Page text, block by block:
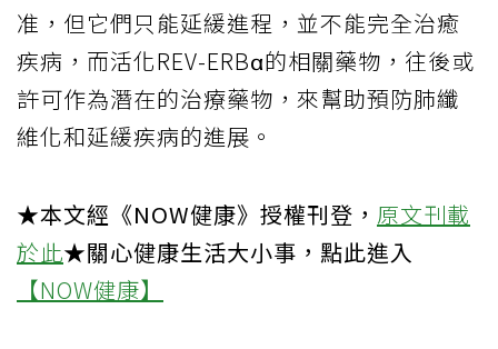
准，但它們只能延緩進程，並不能完全治癒
疾病，而活化REV-ERBα的相關藥物，往後或
許可作為潛在的治療藥物，來幫助預防肺纖
維化和延緩疾病的進展。
★本文經《NOW健康》授權刊登， 原文刊載
於此★關心健康生活大小事，點此進入
【NOW健康】